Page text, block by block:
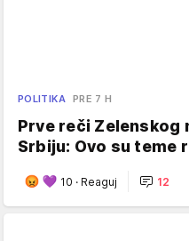
POLITIKA PRE 7 H
Prve reči Zelenskog
Srbiju: Ovo su teme
10 · Reaguj 12